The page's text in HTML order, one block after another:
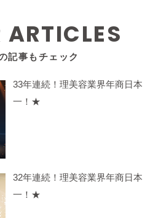
ARTICLES
記事もチェック
33年連続！理美容業界年商日本
一！★
32年連続！理美容業界年商日本
一！★